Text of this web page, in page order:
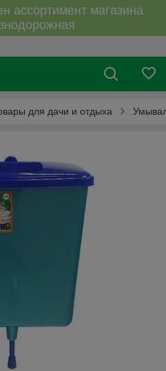
ассортимент магазина
для дачи и отдыха